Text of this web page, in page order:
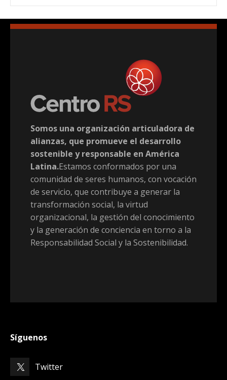
Somos una organización articuladora de
alianzas, que promueve el desarrollo
sostenible y responsable en América
Latina.Estamos conformados por una
comunidad de seres humanos, con vocación
de servicio, que contribuye a generar la
transformación social, la virtud
organizacional, la gestión del conocimiento
y la generación de conciencia en torno a la
Responsabilidad Social y la Sostenibilidad.
Síguenos
Twitter